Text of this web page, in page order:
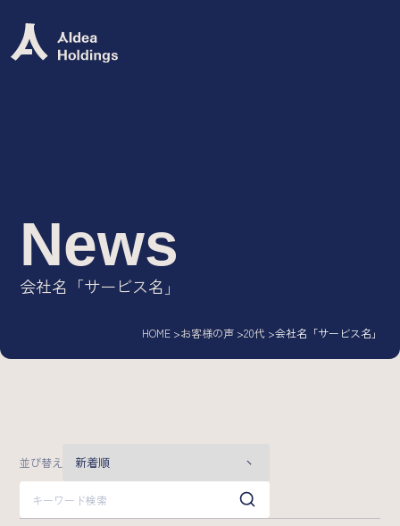
Group Company
AIdea Engineers
Strategy
News
会社名「サービス名」
HOME お客様の声 20代 会社名「サービス名」
並び替え